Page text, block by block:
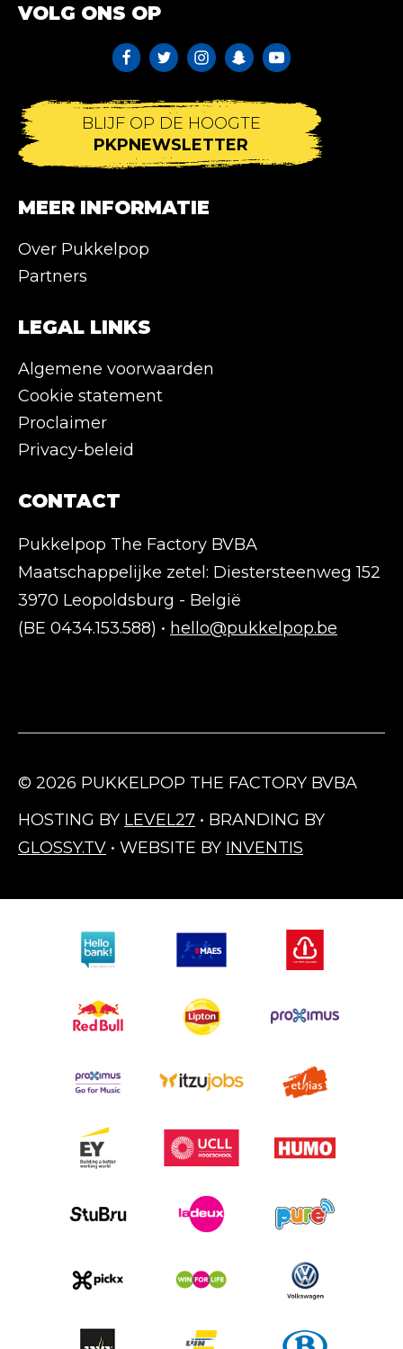
VOLG ONS OP
BLIJF OP DE HOOGTE
PKPNEWSLETTER
MEER INFORMATIE
Over Pukkelpop
Partners
LEGAL LINKS
Algemene voorwaarden
Cookie statement
Proclaimer
Privacy-beleid
CONTACT
Pukkelpop The Factory BVBA
Maatschappelijke zetel: Diestersteenweg 152
3970 Leopoldsburg - België
(BE 0434.153.588) • hello@pukkelpop.be
© 2026 PUKKELPOP THE FACTORY BVBA
HOSTING BY LEVEL27 • BRANDING BY
GLOSSY.TV • WEBSITE BY INVENTIS